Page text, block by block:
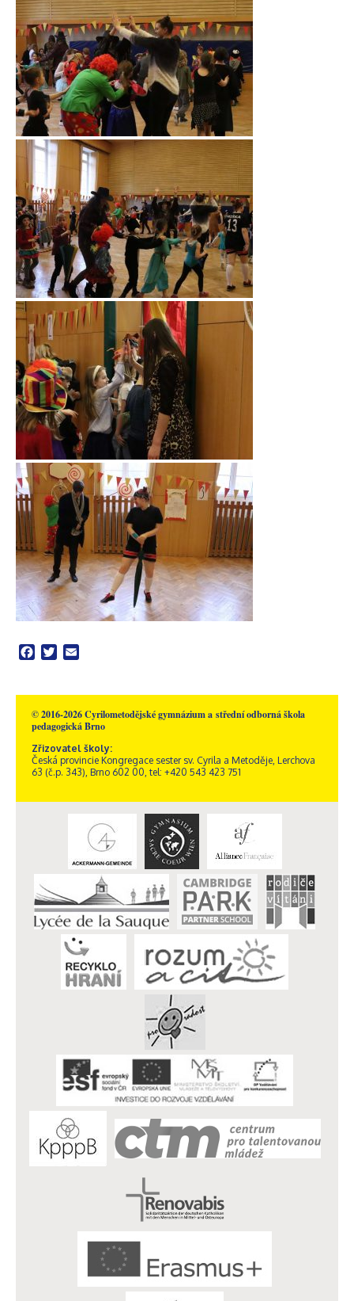
Facebook
Twitter
© 2016-2026 Cyrilometodějské gymnázium a střední odborná škola
pedagogická Brno
Zřizovatel školy:
Česká provincie Kongregace sester sv. Cyrila a Metoděje, Lerchova
63 (č.p. 343), Brno 602 00, tel: +420 543 423 751